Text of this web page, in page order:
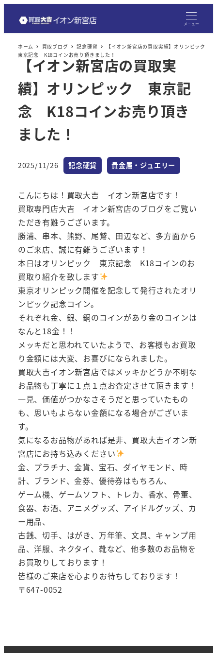
メニュー
ホーム 買取ブログ 記念硬貨
【イオン新宮店の買取実績】オリンピック
東京記念 K18コインお売り頂きました！
【イオン新宮店の買取実
績】オリンピック 東京記
念 K18コインお売り頂き
ました！
投稿日
2025/11/26 カテゴリー
記念硬貨 カテゴリー
貴金属・ジュエリー
こんにちは！買取大吉 イオン新宮店です！
買取専門店大吉 イオン新宮店のブログをご覧い
ただき有難うございます。
勝浦、串本、熊野、尾鷲、田辺など、多方面から
のご来店、誠に有難うございます！
本日はオリンピック 東京記念 K18コインのお
買取り紹介を致します
東京オリンピック開催を記念して発行されたオリ
ンピック記念コイン。
それぞれ金、銀、銅のコインがあり金のコインは
なんと18金！！
メッキだと思われていたようで、お客様もお買取
り金額には大変、お喜びになられました。
買取大吉イオン新宮店ではメッキかどうか不明な
お品物も丁寧に１点１点お査定させて頂きます！
一見、価値がつかなさそうだと思っていたもの
も、思いもよらない金額になる場合がございま
す。
気になるお品物があれば是非、買取大吉イオン新
宮店にお持ち込みください
金、プラチナ、金貨、宝石、ダイヤモンド、時
計、ブランド、金券、優待券はもちろん、
ゲーム機、ゲームソフト、トレカ、香水、骨董、
食器、お酒、アニメグッズ、アイドルグッズ、カ
ー用品、
古銭、切手、はがき、万年筆、文具、キャンプ用
品、洋服、ネクタイ、靴など、他多数のお品物を
お買取りしております！
皆様のご来店を心よりお待ちしております！
〒647-0052